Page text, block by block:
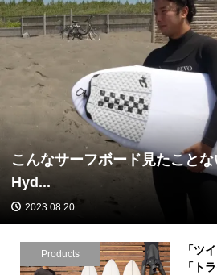
こんなサーフボード見たこと
Hyd...
2023.08.20
Products
「ツ
「ト